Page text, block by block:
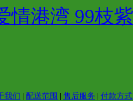
情港湾 99枝
我们 | 配送范围 | 售后服务 | 付款方式